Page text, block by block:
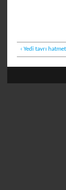
‹ Yedi tavrı